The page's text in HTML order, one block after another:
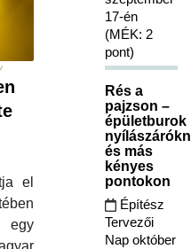
el
egy
17-én
(MÉK: 2
pont)
Rés a
pajzson –
épületburok
és más
kényes
pontokon
Építész
Tervezői
Nap október